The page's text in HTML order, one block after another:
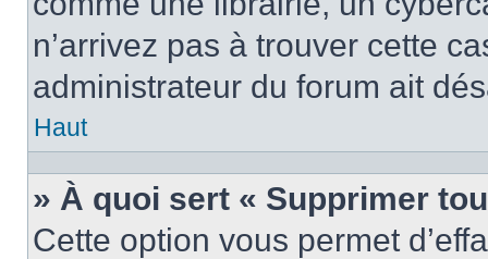
n’arrivez pas à trouver cette
administrateur du forum ait
Haut
» À quoi sert « Supprimer
Cette option vous permet